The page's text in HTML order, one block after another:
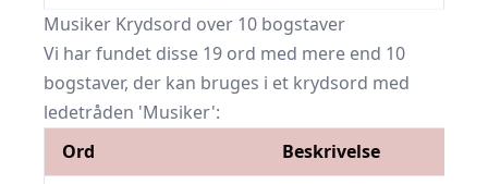
Musiker Krydsord over 10 bogstaver
Vi har fundet disse 19 ord med mere end 10
bogstaver, der kan bruges i et krydsord med
ledetråden 'Musiker':
Ord
Beskrivelse